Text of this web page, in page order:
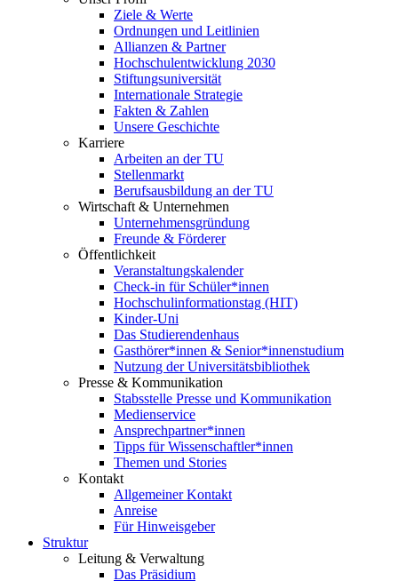
Ziele & Werte
Ordnungen und Leitlinien
Allianzen & Partner
Hochschulentwicklung 2030
Stiftungsuniversität
Internationale Strategie
Fakten & Zahlen
Unsere Geschichte
Karriere
Arbeiten an der TU
Stellenmarkt
Berufsausbildung an der TU
Wirtschaft & Unternehmen
Unternehmensgründung
Freunde & Förderer
Öffentlichkeit
Veranstaltungskalender
Check-in für Schüler*innen
Hochschulinformationstag (HIT)
Kinder-Uni
Das Studierendenhaus
Gasthörer*innen & Senior*innenstudium
Nutzung der Universitätsbibliothek
Presse & Kommunikation
Stabsstelle Presse und Kommunikation
Medienservice
Ansprechpartner*innen
Tipps für Wissenschaftler*innen
Themen und Stories
Kontakt
Allgemeiner Kontakt
Anreise
Für Hinweisgeber
Struktur
Leitung & Verwaltung
Das Präsidium